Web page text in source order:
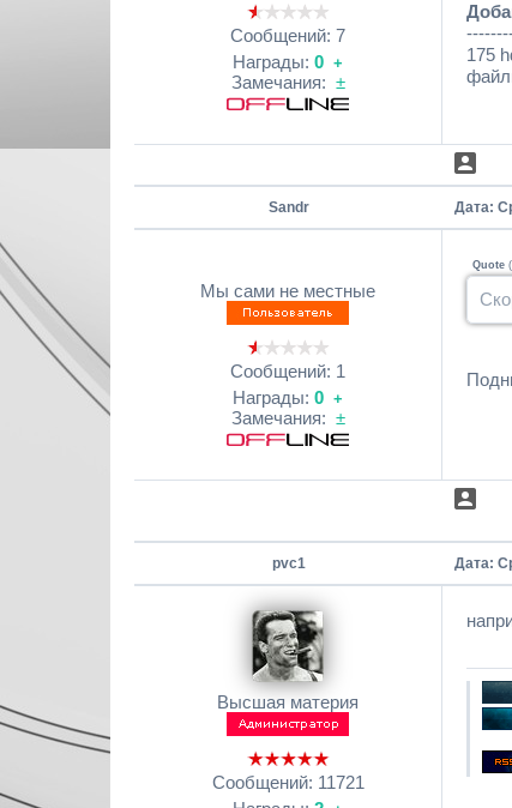
Сообщений: 7
Награды: 0 +
Замечания: ±
175
Sandr Дата:
Мы сами не местные
Сообщений: 1
Награды: 0 +
Замечания: ±
Quote (
pvc1 Дата:
Высшая материя
Сообщений: 11721